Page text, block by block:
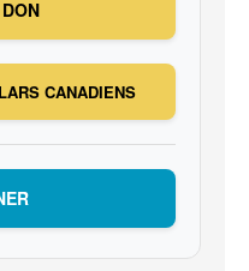
CANADIENS